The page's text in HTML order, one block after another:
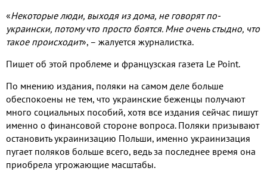
«Некоторые люди, выходя из дома, не говорят по-
украински, потому что просто боятся. Мне очень стыдно, что
такое происходит», – жалуется журналистка.
Пишет об этой проблеме и французская газета Le Point.
По мнению издания, поляки на самом деле больше
обеспокоены не тем, что украинские беженцы получают
много социальных пособий, хотя все издания сейчас пишут
именно о финансовой стороне вопроса. Поляки призывают
остановить украинизацию Польши, именно украинизация
пугает поляков больше всего, ведь за последнее время она
приобрела угрожающие масштабы.